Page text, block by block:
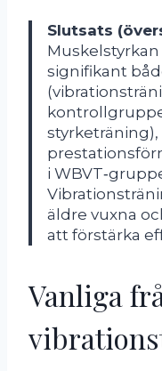
Slutsats
signifikant
i
äldre vuxna
att förstärka
Vanliga